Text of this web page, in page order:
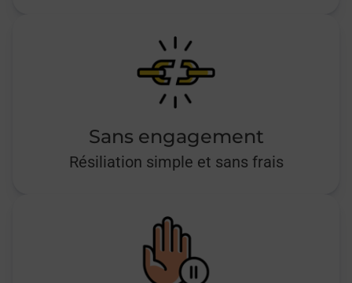
Sans engagement
Résiliation simple et sans frais